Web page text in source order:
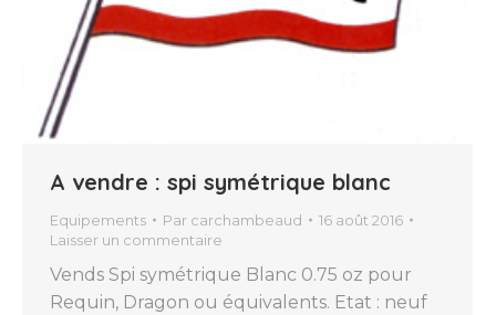
A vendre : spi symétrique blanc
Equipements Par carchambeaud
16 août 2016
Laisser un commentaire
Vends Spi symétrique Blanc 0.75 oz pour
Requin, Dragon ou équivalents. Etat : neuf